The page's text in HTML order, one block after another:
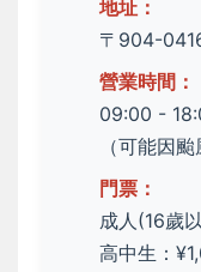
地址：
〒904-
營業時間：
09:00 -
（可能因颱
門票：
成人(16歲
高中生：